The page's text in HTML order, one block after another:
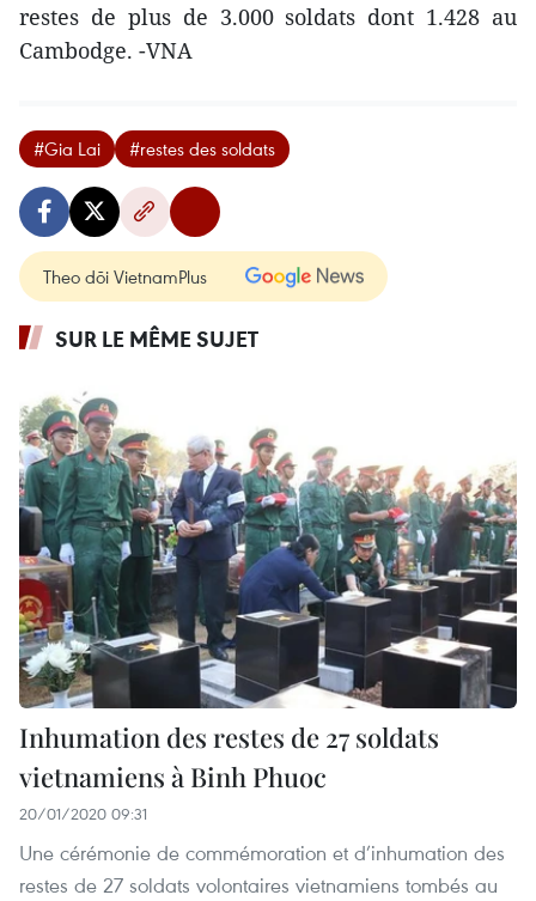
restes de plus de 3.000 soldats dont 1.428 au
Cambodge. -VNA
#Gia Lai #restes des soldats
Theo dõi VietnamPlus
SUR LE MÊME SUJET
Inhumation des restes de 27 soldats
vietnamiens à Binh Phuoc
20/01/2020 09:31
Une cérémonie de commémoration et d’inhumation des
restes de 27 soldats volontaires vietnamiens tombés au